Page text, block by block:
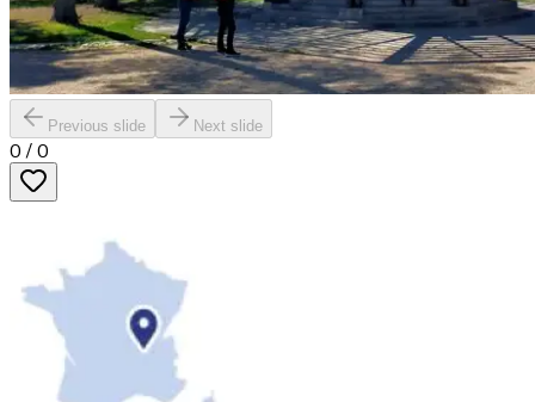
Previous slide Next slide
0 / 0